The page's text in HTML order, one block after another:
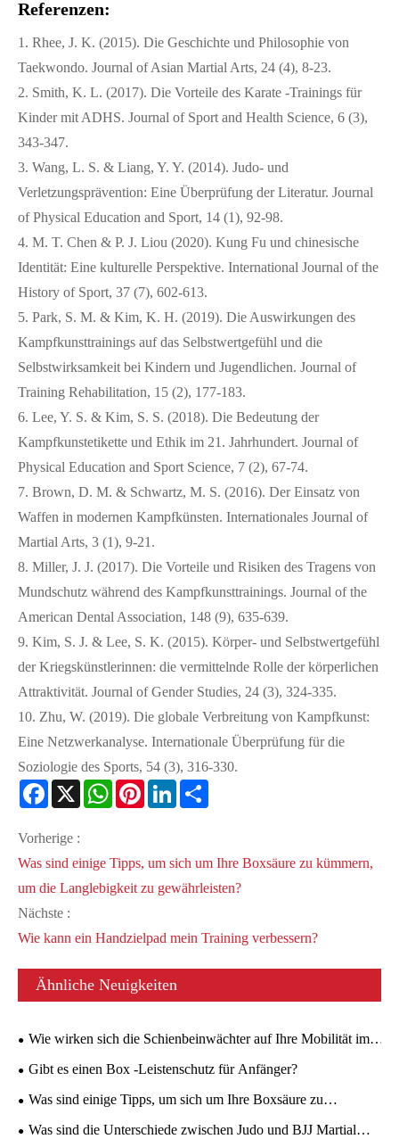
Referenzen:
1. Rhee, J. K. (2015). Die Geschichte und Philosophie von
Taekwondo. Journal of Asian Martial Arts, 24 (4), 8-23.
2. Smith, K. L. (2017). Die Vorteile des Karate -Trainings für
Kinder mit ADHS. Journal of Sport and Health Science, 6 (3),
343-347.
3. Wang, L. S. & Liang, Y. Y. (2014). Judo- und
Verletzungsprävention: Eine Überprüfung der Literatur. Journal
of Physical Education and Sport, 14 (1), 92-98.
4. M. T. Chen & P. J. Liou (2020). Kung Fu und chinesische
Identität: Eine kulturelle Perspektive. International Journal of the
History of Sport, 37 (7), 602-613.
5. Park, S. M. & Kim, K. H. (2019). Die Auswirkungen des
Kampfkunsttrainings auf das Selbstwertgefühl und die
Selbstwirksamkeit bei Kindern und Jugendlichen. Journal of
Training Rehabilitation, 15 (2), 177-183.
6. Lee, Y. S. & Kim, S. S. (2018). Die Bedeutung der
Kampfkunstetikette und Ethik im 21. Jahrhundert. Journal of
Physical Education and Sport Science, 7 (2), 67-74.
7. Brown, D. M. & Schwartz, M. S. (2016). Der Einsatz von
Waffen in modernen Kampfkünsten. Internationales Journal of
Martial Arts, 3 (1), 9-21.
8. Miller, J. J. (2017). Die Vorteile und Risiken des Tragens von
Mundschutz während des Kampfkunsttrainings. Journal of the
American Dental Association, 148 (9), 635-639.
9. Kim, S. J. & Lee, S. K. (2015). Körper- und Selbstwertgefühl
der Kriegskünstlerinnen: die vermittelnde Rolle der körperlichen
Attraktivität. Journal of Gender Studies, 24 (3), 324-335.
10. Zhu, W. (2019). Die globale Verbreitung von Kampfkunst:
Eine Netzwerkanalyse. Internationale Überprüfung für die
Soziologie des Sports, 54 (3), 316-330.
Facebook
X WhatsAppPinterestLinkedIn
Vorherige :
Was sind einige Tipps, um sich um Ihre Boxsäure zu kümmern,
um die Langlebigkeit zu gewährleisten?
Nächste :
Wie kann ein Handzielpad mein Training verbessern?
Ähnliche Neuigkeiten
Wie wirken sich die Schienbeinwächter auf Ihre Mobilität im
Ring aus?
Gibt es einen Box -Leistenschutz für Anfänger?
Was sind einige Tipps, um sich um Ihre Boxsäure zu
kümmern, um die Langlebigkeit zu gewährleisten?
Was sind die Unterschiede zwischen Judo und BJJ Martial